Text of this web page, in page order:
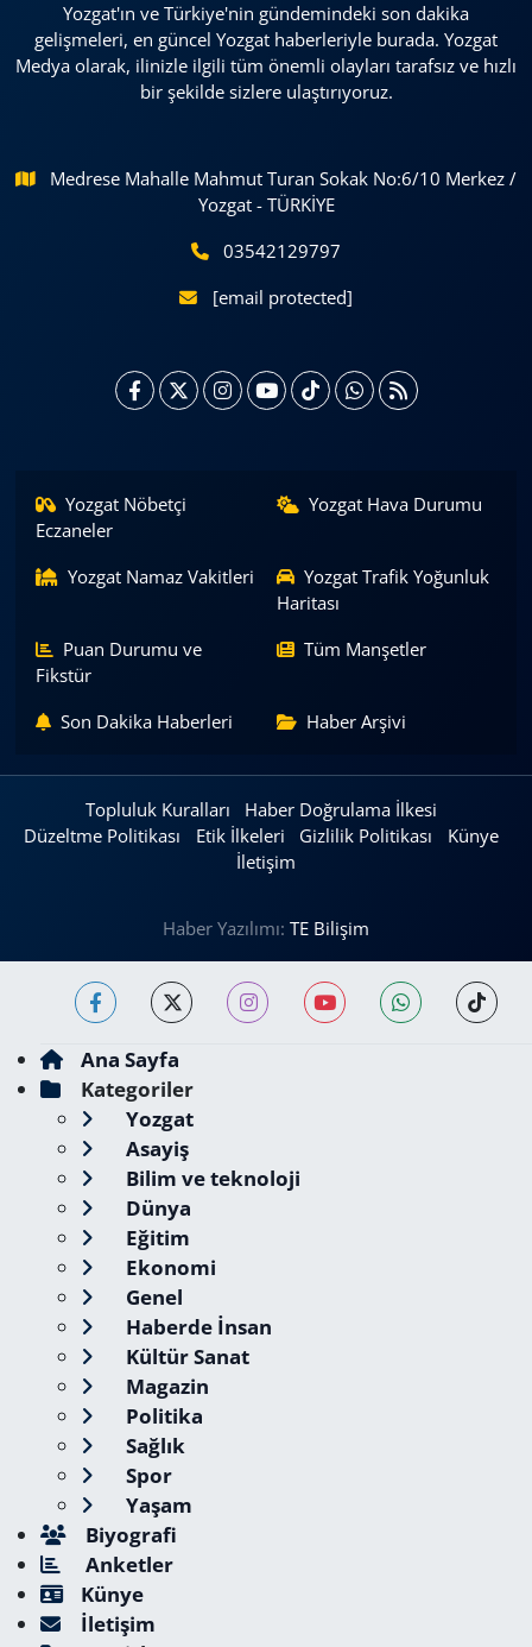
Yozgat'ın ve Türkiye'nin gündemindeki son dakika
gelişmeleri, en güncel Yozgat haberleriyle burada. Yozgat
Medya olarak, ilinizle ilgili tüm önemli olayları tarafsız ve hızlı
bir şekilde sizlere ulaştırıyoruz.
Medrese Mahalle Mahmut Turan Sokak No:6/10 Merkez /
Yozgat - TÜRKİYE
03542129797
[email protected]
Yozgat Nöbetçi
Eczaneler
Yozgat Hava Durumu
Yozgat Namaz Vakitleri
Yozgat Trafik Yoğunluk
Haritası
Puan Durumu ve
Fikstür
Tüm Manşetler
Son Dakika Haberleri Haber Arşivi
Topluluk Kuralları
Haber Doğrulama İlkesi
Düzeltme Politikası
Etik İlkeleri Gizlilik Politikası
Künye
İletişim
Haber Yazılımı: TE Bilişim
Ana Sayfa
Kategoriler
Yozgat
Asayiş
Bilim ve teknoloji
Dünya
Eğitim
Ekonomi
Genel
Haberde İnsan
Kültür Sanat
Magazin
Politika
Sağlık
Spor
Yaşam
Biyografi
Anketler
Künye
İletişim